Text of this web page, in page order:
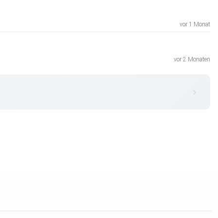
vor 1 Monat
vor 2 Monaten